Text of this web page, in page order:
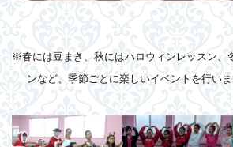
※春には豆まき、秋にはハロウィンレッスン、
ンなど、季節ごとに楽しいイベントを行い